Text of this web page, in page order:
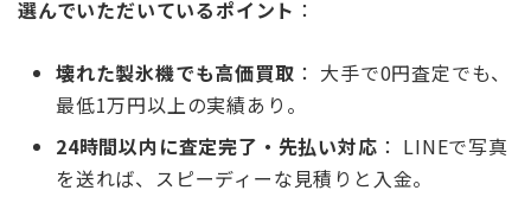
選んでいただいているポイント ：
壊れた製氷機でも高価買取 ： 大手で0円査定でも、
最低1万円以上の実績あり。
24時間以内に査定完了・先払い対応 ： LINEで写真
を送れば、スピーディーな見積りと入金。